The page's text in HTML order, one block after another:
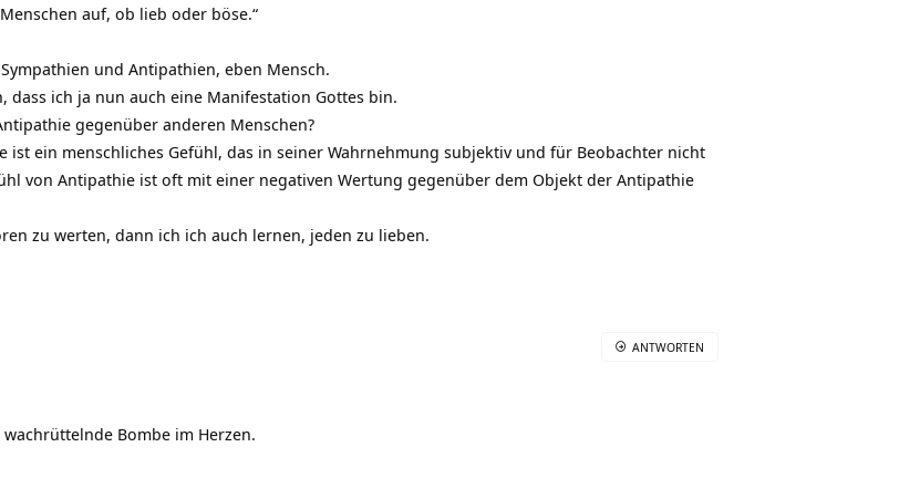
auf, ob lieb oder böse.“
und Antipathien, eben Mensch.
dass ich ja nun auch eine Manifestation Gottes bin.
gegenüber anderen Menschen?
ist ein menschliches Gefühl, das in seiner Wahrnehmung subjektiv und für Beobachter nicht
von Antipathie ist oft mit einer negativen Wertung gegenüber dem Objekt der Antipathie
zu werten, dann ich ich auch lernen, jeden zu lieben.
Bombe im Herzen.
ANTWORTEN